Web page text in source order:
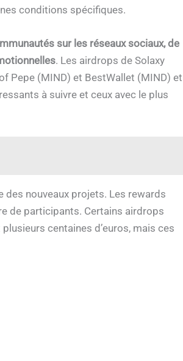
conditions spécifiques.
sur les réseaux sociaux, de
. Les airdrops de Solaxy
Pepe (MIND) et BestWallet (MIND) et
à suivre et ceux avec le plus
nouveaux projets. Les rewards
de participants. Certains airdrops
centaines d’euros, mais ces